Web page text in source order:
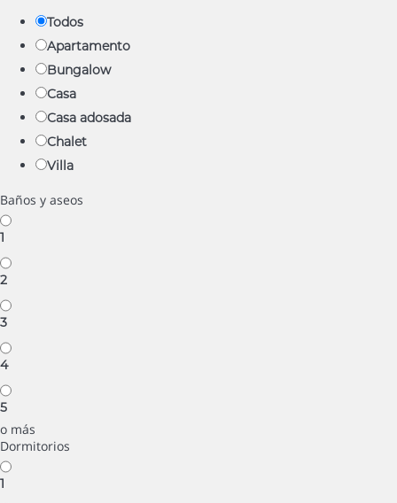
Todos
Apartamento
Bungalow
Casa
Casa adosada
Chalet
Villa
Baños y aseos
1
2
3
4
5
o más
Dormitorios
1